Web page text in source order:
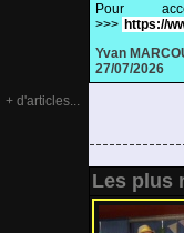
+ d'articles...
Pour
>>> https://
Yvan
27/07/2026
Les plus